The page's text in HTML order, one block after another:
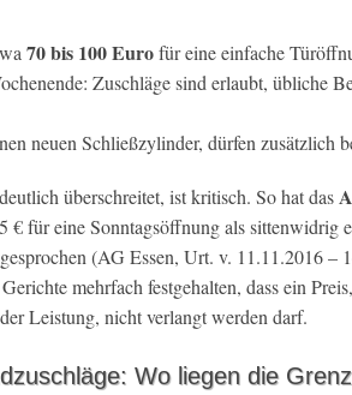
70 bis 100 Eurofür eine einfache
Zuschläge sind erlaubt, übliche
neuen Schließzylinder, dürfen zusätzlich
überschreitet, ist kritisch. So hat das
€ für eine Sonntagsöffnung als sittenwidrig
(AG Essen, Urt. v. 11.11.2016 –
mehrfach festgehalten, dass ein
Leistung, nicht verlangt werden darf.
Wo liegen die